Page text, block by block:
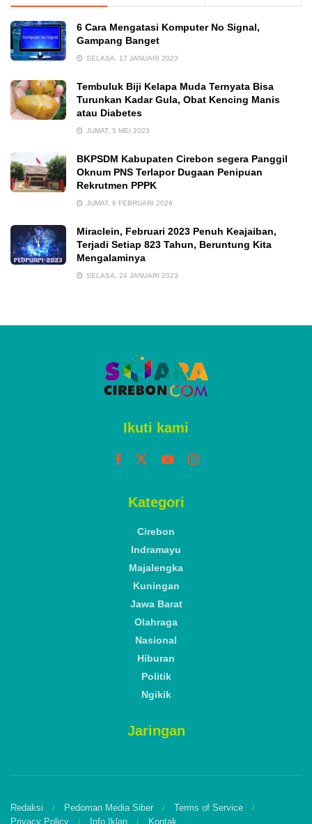
6 Cara Mengatasi Komputer No Signal,
Gampang Banget
SELASA, 17 JANUARI 2023
Tembuluk Biji Kelapa Muda Ternyata Bisa
Turunkan Kadar Gula, Obat Kencing Manis
atau Diabetes
JUMAT, 5 MEI 2023
BKPSDM Kabupaten Cirebon segera Panggil
Oknum PNS Terlapor Dugaan Penipuan
Rekrutmen PPPK
JUMAT, 6 FEBRUARI 2026
Miraclein, Februari 2023 Penuh Keajaiban,
Terjadi Setiap 823 Tahun, Beruntung Kita
Mengalaminya
SELASA, 24 JANUARI 2023
Ikuti kami
Kategori
Cirebon
Indramayu
Majalengka
Kuningan
Jawa Barat
Olahraga
Nasional
Hiburan
Politik
Ngikik
Jaringan
Redaksi Pedoman Media Siber
Terms of Service
Privacy Policy
Info Iklan Kontak